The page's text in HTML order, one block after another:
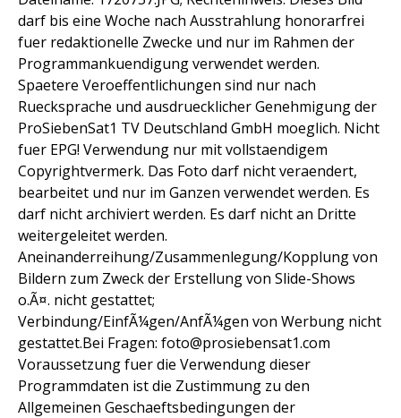
darf bis eine Woche nach Ausstrahlung honorarfrei
fuer redaktionelle Zwecke und nur im Rahmen der
Programmankuendigung verwendet werden.
Spaetere Veroeffentlichungen sind nur nach
Ruecksprache und ausdruecklicher Genehmigung der
ProSiebenSat1 TV Deutschland GmbH moeglich. Nicht
fuer EPG! Verwendung nur mit vollstaendigem
Copyrightvermerk. Das Foto darf nicht veraendert,
bearbeitet und nur im Ganzen verwendet werden. Es
darf nicht archiviert werden. Es darf nicht an Dritte
weitergeleitet werden.
Aneinanderreihung/Zusammenlegung/Kopplung von
Bildern zum Zweck der Erstellung von Slide-Shows
o.Ã¤. nicht gestattet;
Verbindung/EinfÃ¼gen/AnfÃ¼gen von Werbung nicht
gestattet.Bei Fragen: foto@prosiebensat1.com
Voraussetzung fuer die Verwendung dieser
Programmdaten ist die Zustimmung zu den
Allgemeinen Geschaeftsbedingungen der